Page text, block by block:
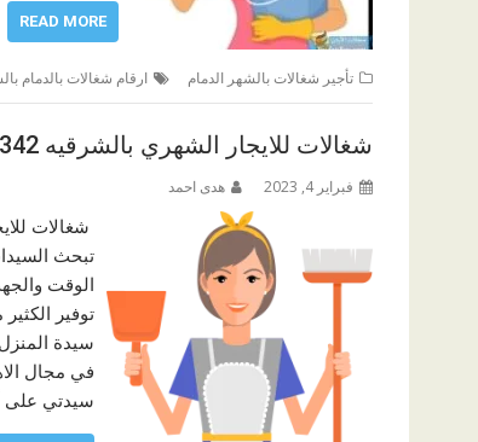
READ MORE
تأجير شغالات بالشهر الدمام ارقام شغالات بالدمام
شغالات للايجار الشهري بالشرقيه 0580961342
فبراير 4, 2023 هدى احمد
شغالات
تبحث
الوقت
توفير
سيدة
في مجال
سيدتي